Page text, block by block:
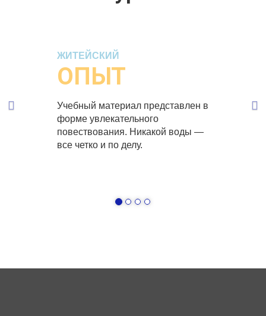
ЖИТЕЙСКИЙ
ОПЫТ
Учебный материал представлен в
форме увлекательного
повествования. Никакой воды —
все четко и по делу.